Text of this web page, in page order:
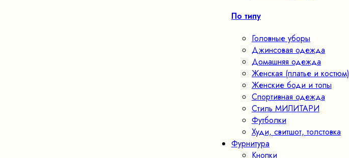
По типу
Головные уборы
Джинсовая одежда
Домашняя одежда
Женская (платье и костюм)
Женские боди и топы
Спортивная одежда
Стиль МИЛИТАРИ
Футболки
Худи, свитшот, толстовка
Фурнитура
Кнопки